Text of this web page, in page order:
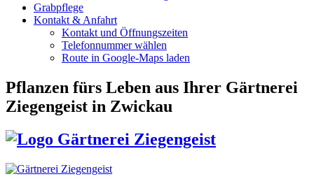
Grabpflege
Kontakt & Anfahrt
Kontakt und Öffnungszeiten
Telefonnummer wählen
Route in Google-Maps laden
Pflanzen fürs Leben aus Ihrer Gärtnerei
Ziegengeist in Zwickau